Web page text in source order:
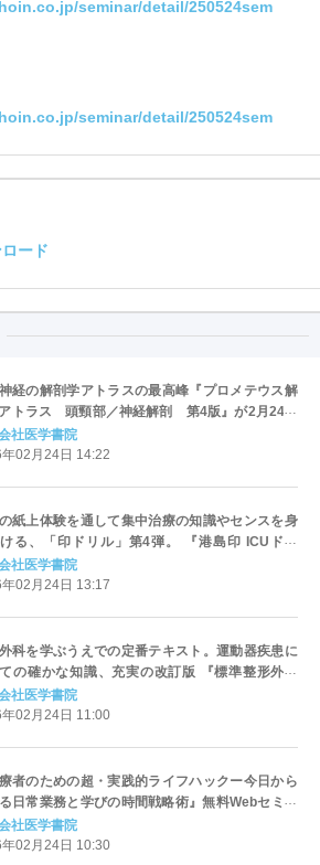
seminar/detail/250524sem
seminar/detail/250524sem
ード
経の解剖学アトラスの最高峰『プロメテウス解
トラス 頭頸部／神経解剖 第4版』が2月24日
社医学書院
02月24日 14:22
紙上体験を通して集中治療の知識やセンスを身
る、「印ドリル」第4弾。 『港島印 ICUドリ
売
社医学書院
02月24日 13:17
科を学ぶうえでの定番テキスト。運動器疾患に
の確かな知識、充実の改訂版 『標準整形外科
版』2/2発売
社医学書院
02月24日 11:00
療者のための超・実践的ライフハックー今日から
日常業務と学びの時間戦略術』無料Webセミナ
6日（金）開催 — 医学書院
社医学書院
02月24日 10:30